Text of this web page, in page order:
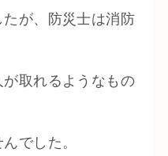
が、防災士は消防
取れるようなもの
でした。